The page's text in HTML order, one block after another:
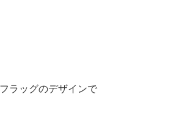
ラッグのデザインで